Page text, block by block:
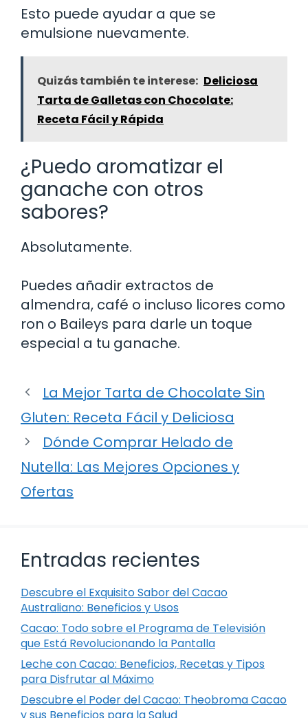
Esto puede ayudar a que se
emulsione nuevamente.
Quizás también te interese: Deliciosa
Tarta de Galletas con Chocolate:
Receta Fácil y Rápida
¿Puedo aromatizar el
ganache con otros
sabores?
Absolutamente.
Puedes añadir extractos de
almendra, café o incluso licores como
ron o Baileys para darle un toque
especial a tu ganache.
La Mejor Tarta de Chocolate Sin
Gluten: Receta Fácil y Deliciosa
Dónde Comprar Helado de
Nutella: Las Mejores Opciones y
Ofertas
Entradas recientes
Descubre el Exquisito Sabor del Cacao
Australiano: Beneficios y Usos
Cacao: Todo sobre el Programa de Televisión
que Está Revolucionando la Pantalla
Leche con Cacao: Beneficios, Recetas y Tipos
para Disfrutar al Máximo
Descubre el Poder del Cacao: Theobroma Cacao
y sus Beneficios para la Salud